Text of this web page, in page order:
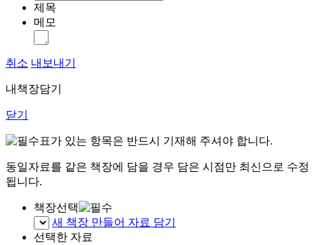
제목
메모
취소 내보내기
내책장담기
닫기
표가 있는 항목은 반드시 기재해 주셔야 합니다.
동일자료를 같은 책장에 담을 경우 담은 시점만 최신으로 수정
됩니다.
책장선택
새 책장 만들어 자료 담기
선택한 자료